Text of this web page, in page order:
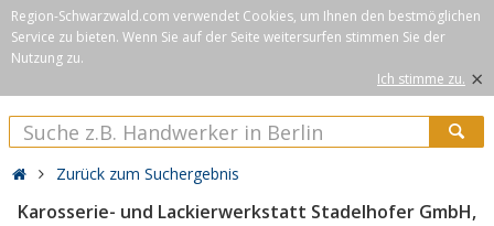
Region-Schwarzwald.com verwendet Cookies, um Ihnen den bestmöglichen
Service zu bieten. Wenn Sie auf der Seite weitersurfen stimmen Sie der
Nutzung zu.
Ich stimme zu. ×
Zurück zum Suchergebnis
Karosserie- und Lackierwerkstatt Stadelhofer GmbH,